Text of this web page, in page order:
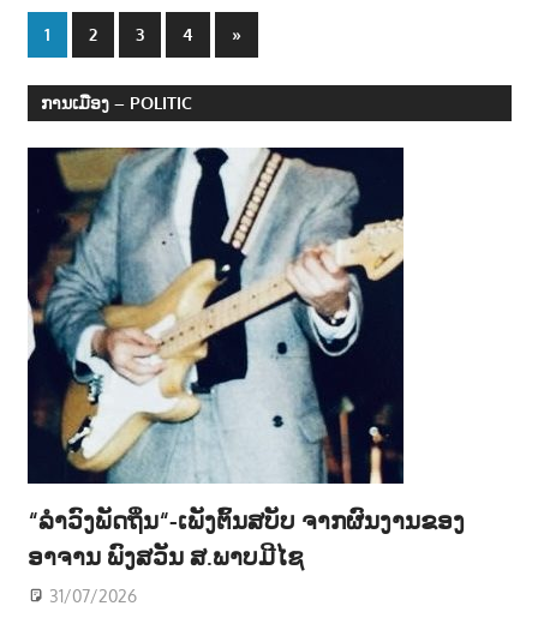
Posts
navigation
1 2 3 4
Next
Posts
»
ການເມືອງ – POLITIC
“ລຳວົງພັດຖິ່ນ“-ເພັງຕົ້ນສບັບ ຈາກຜົນງານຂອງ
ອາຈານ ພົງສວັນ ສ.ພາບມີໄຊ
31/07/2026